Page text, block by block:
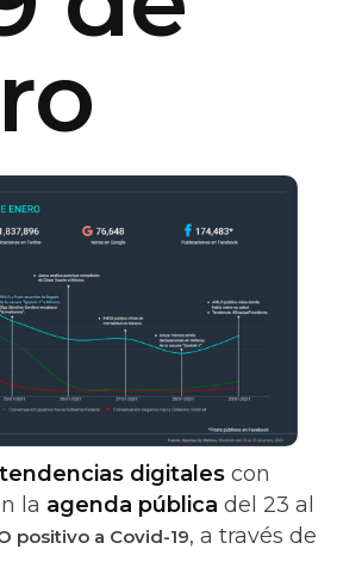
tendencias digitales con
la agenda pública del 23 al
positivo a Covid-19, a través de